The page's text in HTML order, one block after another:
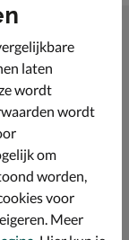
laten
wordt
wordt
om
worden,
voor
Meer